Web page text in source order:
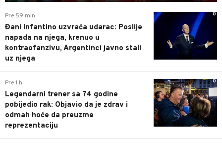
0
Pre 59 min
Đani Infantino uzvraća udarac: Poslije
napada na njega, krenuo u
kontraofanzivu, Argentinci javno stali
uz njega
0
Pre 1 h
Legendarni trener sa 74 godine
pobijedio rak: Objavio da je zdrav i
odmah hoće da preuzme
reprezentaciju